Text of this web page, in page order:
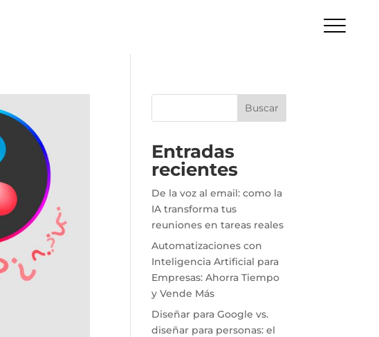
Buscar
Entradas
recientes
De la voz al email: como la
IA transforma tus
reuniones en tareas reales
Automatizaciones con
Inteligencia Artificial para
Empresas: Ahorra Tiempo
y Vende Más
Diseñar para Google vs.
diseñar para personas: el